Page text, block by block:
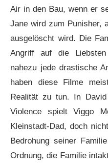
Air in den Bau, wenn er
Jane wird zum Punisher,
ausgelöscht wird. Die
Angriff auf die
nahezu jede drastische
haben diese Filme
Realität zu tun. In
Violence spielt Viggo
Kleinstadt-Dad, doch
Bedrohung seiner
Ordnung, die Familie